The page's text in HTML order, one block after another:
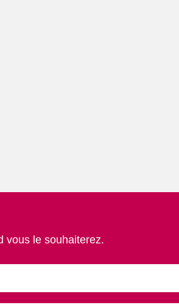
vous le souhaiterez.